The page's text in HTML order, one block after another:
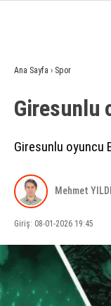
GÜNDEM
EKONOMI
SIYASET
ASAYIŞ
SPOR
EĞITIM
Ana Sayfa › Spor
Giresunlu
Giresunlu oyuncu
Mehmet
Giriş: 08-01-2026 19:45